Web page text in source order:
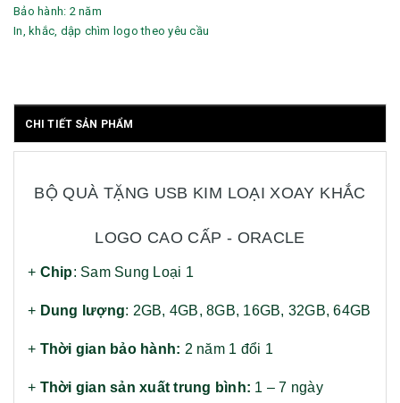
Bảo hành: 2 năm
In, khắc, dập chìm logo theo yêu cầu
CHI TIẾT SẢN PHẨM
BỘ QUÀ TẶNG USB KIM LOẠI XOAY KHẮC
LOGO CAO CẤP - ORACLE
+ Chip: Sam Sung Loại 1
+ Dung lượng: 2GB, 4GB, 8GB, 16GB, 32GB, 64GB
+ Thời gian bảo hành: 2 năm 1 đổi 1
+ Thời gian sản xuất trung bình: 1 – 7 ngày